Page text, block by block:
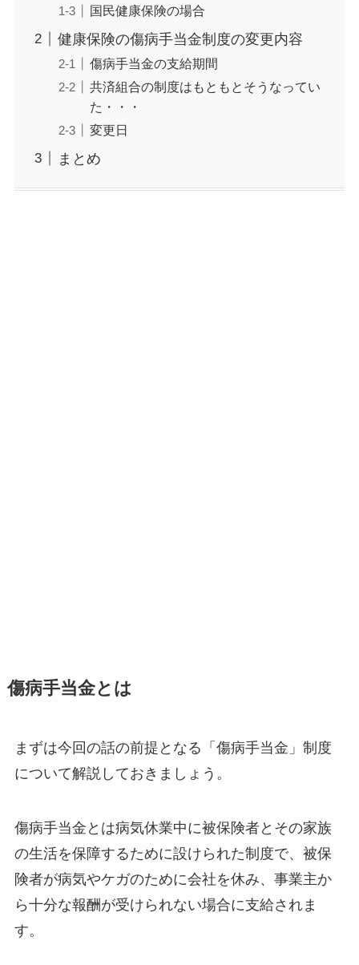
国民健康保険の場合
健康保険の傷病手当金制度の変更内容
傷病手当金の支給期間
共済組合の制度はもともとそうなってい
た・・・
変更日
まとめ
傷病手当金とは
まずは今回の話の前提となる「傷病手当金」制度
について解説しておきましょう。
傷病手当金とは病気休業中に被保険者とその家族
の生活を保障するために設けられた制度で、被保
険者が病気やケガのために会社を休み、事業主か
ら十分な報酬が受けられない場合に支給されま
す。